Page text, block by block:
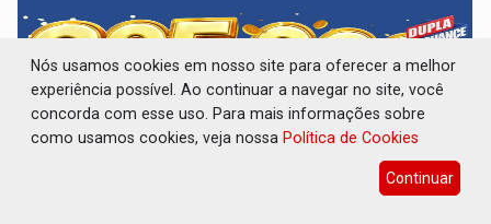
RONDONCAP ESPECIAL DE FÉRIAS: São 2
Nós usamos cookies em nosso site para oferecer a melhor
experiência possível. Ao continuar a navegar no site, você
concorda com esse uso. Para mais informações sobre
como usamos cookies, veja nossa Política de Cookies
Continuar